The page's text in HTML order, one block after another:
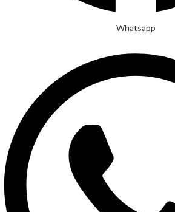
Whatsapp